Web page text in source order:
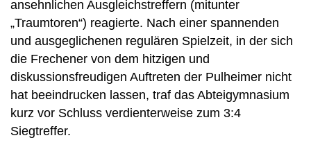
ansehnlichen Ausgleichstreffern (mitunter
„Traumtoren“) reagierte. Nach einer spannenden
und ausgeglichenen regulären Spielzeit, in der sich
die Frechener von dem hitzigen und
diskussionsfreudigen Auftreten der Pulheimer nicht
hat beeindrucken lassen, traf das Abteigymnasium
kurz vor Schluss verdienterweise zum 3:4
Siegtreffer.